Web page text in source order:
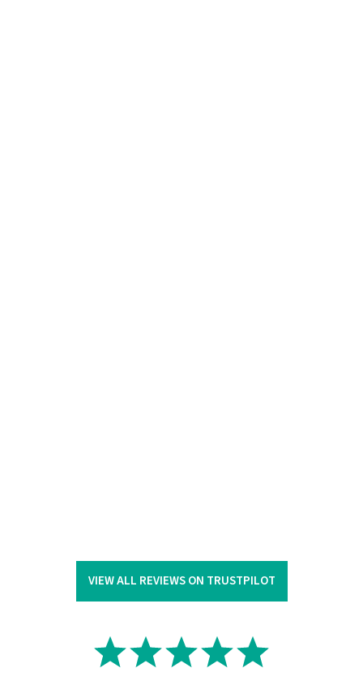
VIEW ALL REVIEWS ON TRUSTPILOT